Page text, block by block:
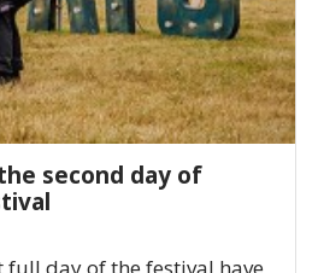
second day of
full day of the festival have